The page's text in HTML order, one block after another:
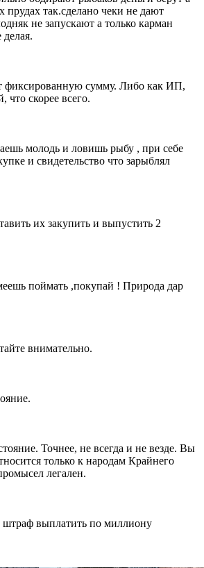
так.сделано чеки не дают
не запускают а только карман
фиксированную сумму. Либо как ИП,
что скорее всего.
молодь и ловишь рыбу , при себе
и свидетельство что зарыблял
их закупить и выпустить 2
поймать ,покупай ! Природа дар
внимательно.
Точнее, не всегда и не везде. Вы
только к народам Крайнего
легален.
выплатить по миллиону